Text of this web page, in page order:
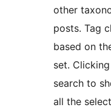
other
posts. Tag
based on
set.
search to
all the